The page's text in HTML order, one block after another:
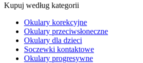
Kupuj według kategorii
Okulary korekcyjne
Okulary przeciwsłoneczne
Okulary dla dzieci
Soczewki kontaktowe
Okulary progresywne